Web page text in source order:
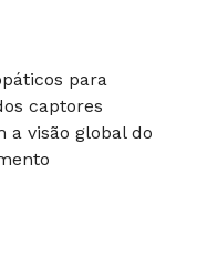
para
captores
a visão global do